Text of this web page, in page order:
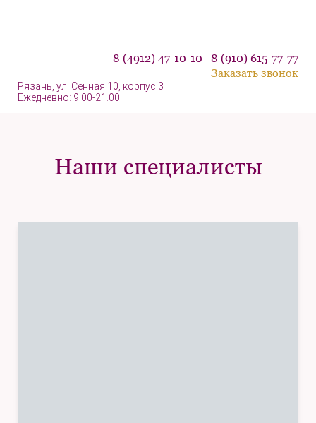
8 (4912) 47-10-10 8 (910) 615-77-77
Заказать звонок
Рязань, ул. Сенная 10, корпус 3
Ежедневно: 9:00-21.00
Наши специалисты